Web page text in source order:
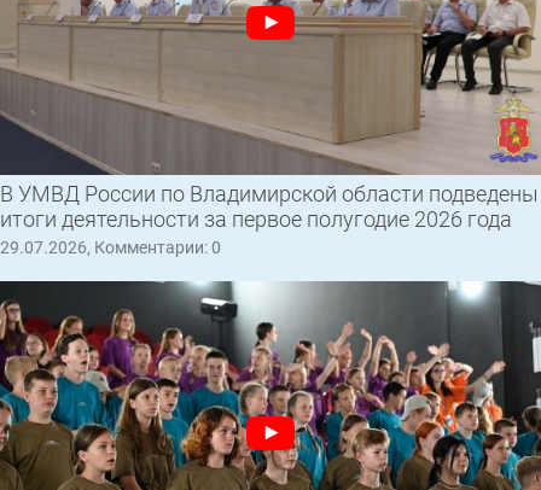
В УМВД России по Владимирской области подведены
итоги деятельности за первое полугодие 2026 года
29.07.2026, Комментарии: 0